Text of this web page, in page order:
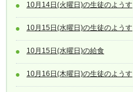
10月14日(火曜日)の生徒のようす
10月15日(水曜日)の生徒のようす
10月15日(水曜日)の給食
10月16日(木曜日)の生徒のようす